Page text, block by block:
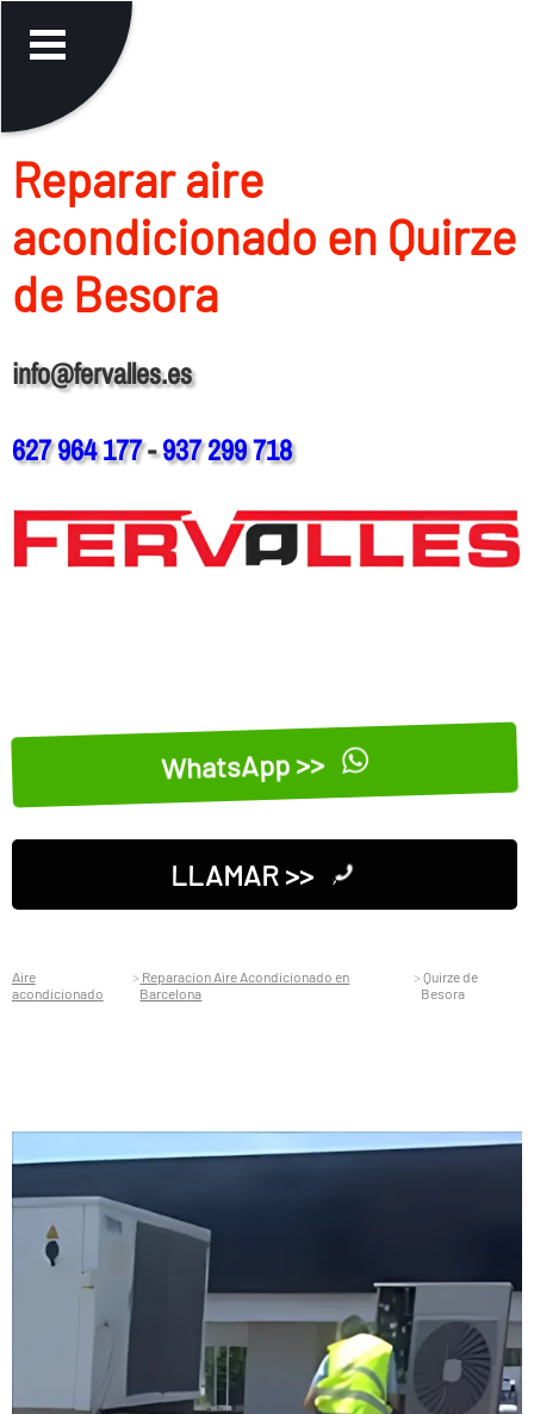
Reparar aire
acondicionado en Quirze
de Besora
info@fervalles.es
627 964 177-937 299 718
WhatsApp >>
LLAMAR >>
Aire
acondicionado
Reparacion Aire Acondicionado en
Barcelona
Quirze de
Besora